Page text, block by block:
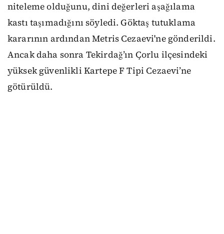
niteleme olduğunu, dini değerleri aşağılama
kastı taşımadığını söyledi. Göktaş tutuklama
kararının ardından Metris Cezaevi'ne gönderildi.
Ancak daha sonra Tekirdağ’ın Çorlu ilçesindeki
yüksek güvenlikli Kartepe F Tipi Cezaevi’ne
götürüldü.